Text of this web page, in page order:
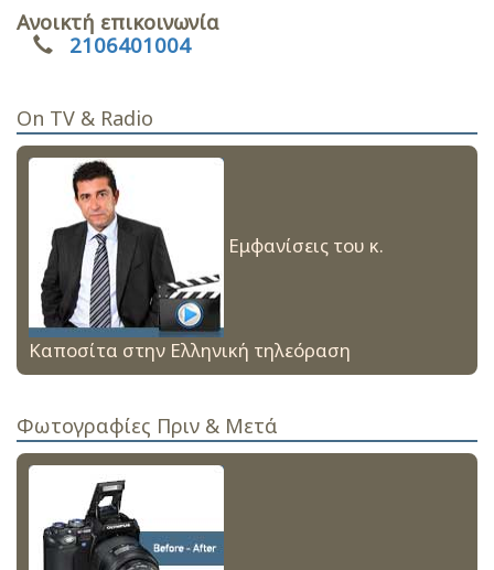
Ανοικτή επικοινωνία
2106401004
On TV & Radio
Εμφανίσεις του κ.
Καποσίτα στην Ελληνική τηλεόραση
Φωτογραφίες Πριν & Μετά